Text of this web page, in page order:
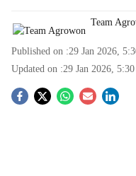
Team
Published on :29 Jan 2026,
Updated on :29 Jan 2026,
S